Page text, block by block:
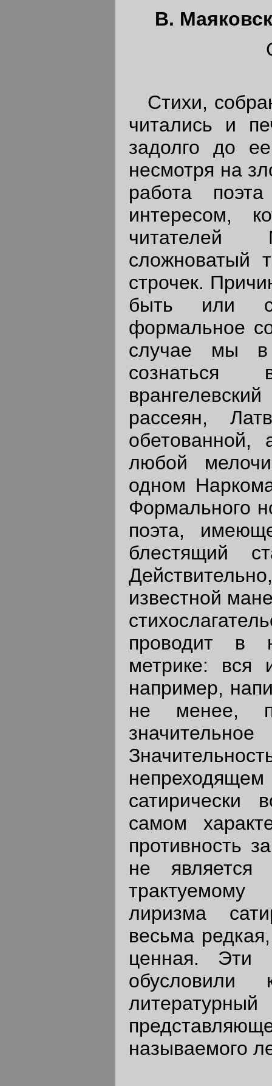
В.
Стихи,
читались и
задолго до
несмотря на
работа
интересом,
читателей
сложноватый
строчек.
быть или
формальное
случае мы в
сознаться
рассеян,
обетованной,
любой
одном
Формального
поэта,
блестящий
известной
проводит в
метрике: вся
например,
не менее,
сатирически
самом
противность
не является
лиризма
весьма
ценная. Эти
называемого